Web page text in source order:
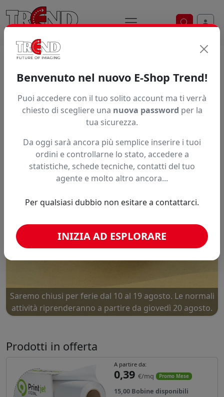
Ricerca
Trend S.r.l.
stampa digitale dal 1997
Nuove offerte Luglio-Agosto... Due mesi caldissimi.
Approfittane!
Prodotti in offerta
A partire da:
0,39 €/mq Promo Mese
15,00 Bobine disponibili
Benvenuto nel nuovo E-Shop Trend!
Puoi accedere con il tuo solito account ma ti verrà
chiesto di scegliere una nuova password per la
tua sicurezza.
Da oggi sarà ancora più semplice inserire i tuoi
ordini e controllarne lo stato, accedere a
statistiche, schede tecniche, contatti del tuo
agente e molto altro ancora...
Per qualsiasi dubbio non esitare a contattarci.
INIZIA AD ESPLORARE